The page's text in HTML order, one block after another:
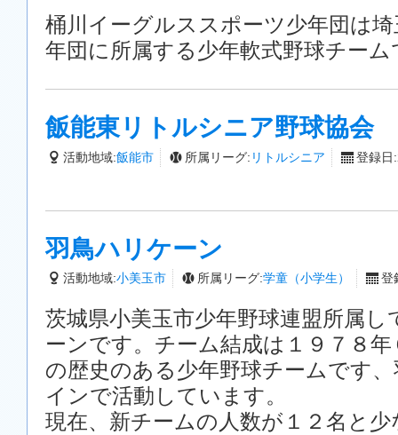
桶川イーグルススポーツ少年団は
年団に所属する少年軟式野球チーム
飯能東リトルシニア野球協会
活動地域:飯能市 所属リーグ: リトルシニア 登録日
羽鳥ハリケーン
活動地域:小美玉市 所属リーグ:学童（小学生） 登
茨城県小美玉市少年野球連盟所属
ーンです。チーム結成は１９７８
の歴史のある少年野球チームです
インで活動しています。
現在、新チームの人数が１２名と